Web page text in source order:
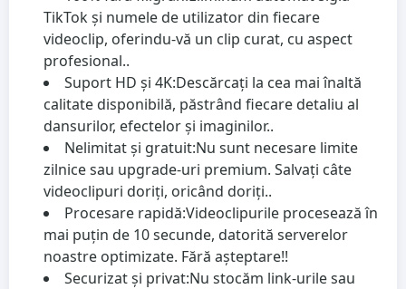
TikTok și numele de utilizator din fiecare
videoclip, oferindu-vă un clip curat, cu aspect
profesional..
Suport HD și 4K:Descărcați la cea mai înaltă
calitate disponibilă, păstrând fiecare detaliu al
dansurilor, efectelor și imaginilor..
Nelimitat și gratuit:Nu sunt necesare limite
zilnice sau upgrade-uri premium. Salvați câte
videoclipuri doriți, oricând doriți..
Procesare rapidă:Videoclipurile procesează în
mai puțin de 10 secunde, datorită serverelor
noastre optimizate. Fără așteptare!!
Securizat și privat:Nu stocăm link-urile sau